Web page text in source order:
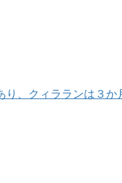
、クィラランは３